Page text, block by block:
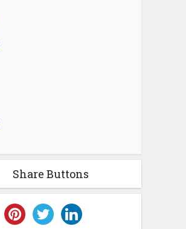
Share Buttons